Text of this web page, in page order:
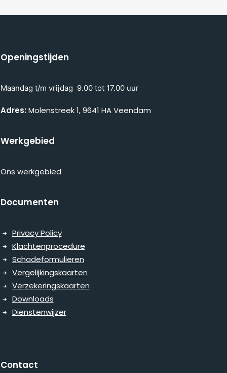
Openingstijden
Maandag t/m vrijdag 9.00 tot 17.00 uur
Adres: Molenstreek 1, 9641 HA Veendam
Werkgebied
Ons werkgebied
Documenten
Privacy Policy
Klachtenprocedure
Schadeformulieren
Vergelijkingskaarten
Verzekeringskaarten
Downloads
Dienstenwijzer
Contact